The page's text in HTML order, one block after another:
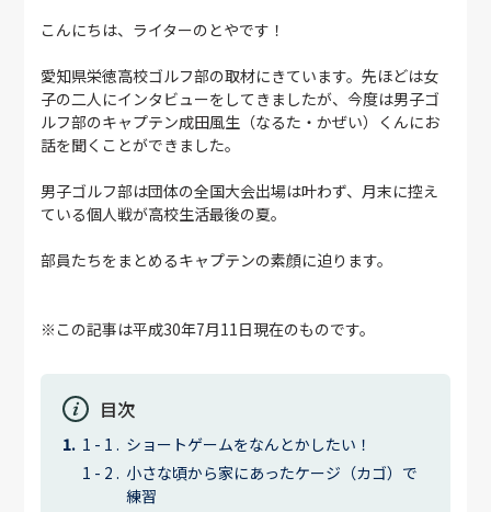
こんにちは、ライターのとやです！
愛知県栄徳高校ゴルフ部の取材にきています。先ほどは女
子の二人にインタビューをしてきましたが、今度は男子ゴ
ルフ部のキャプテン成田風生（なるた・かぜい）くんにお
話を聞くことができました。
男子ゴルフ部は団体の全国大会出場は叶わず、月末に控え
ている個人戦が高校生活最後の夏。
部員たちをまとめるキャプテンの素顔に迫ります。
※この記事は平成30年7月11日現在のものです。
目次
ショートゲームをなんとかしたい！
小さな頃から家にあったケージ（カゴ）で
練習